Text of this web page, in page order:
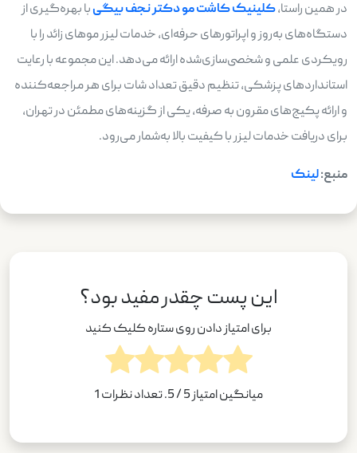
در همین راستا،کلینیک کاشت مو دکتر نجف ‌بیگیبا بهره‌گیری از
دستگاه‌های به‌روز و اپراتورهای حرفه‌ای، خدمات لیزر موهای زائد را با
رویکردی علمی و شخصی‌سازی‌شده ارائه می‌دهد. این مجموعه با رعایت
استانداردهای پزشکی، تنظیم دقیق تعداد شات برای هر مراجعه‌کننده
و ارائه پکیج‌های مقرون ‌به ‌صرفه، یکی از گزینه‌های مطمئن در تهران،
برای دریافت خدمات لیزر با کیفیت بالا به‌شمار می‌رود.
منبع:لینک
این پست چقدر مفید بود؟
برای امتیاز دادن روی ستاره کلیک کنید
میانگین امتیاز5/ 5. تعداد نظرات 1